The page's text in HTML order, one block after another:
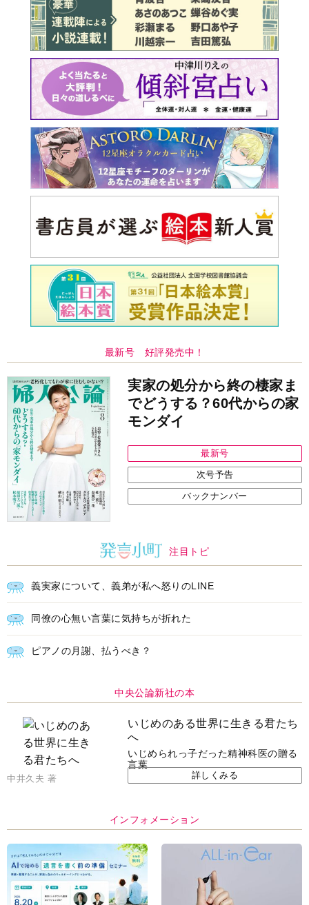
最新号 好評発売中！
実家の処分から終の棲家ま
でどうする？60代からの家
モンダイ
最新号
次号予告
バックナンバー
注目トピ
義実家について、義弟が私へ怒りのLINE
同僚の心無い言葉に気持ちが折れた
ピアノの月謝、払うべき？
中央公論新社の本
いじめのある世界に生きる君たち
へ
いじめられっ子だった精神科医の贈る
言葉
中井久夫 著 詳しくみる
インフォメーション